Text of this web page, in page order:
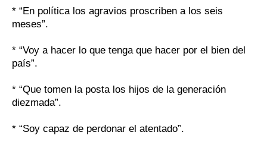
* “En política los agravios proscriben a los seis
meses”.
* “Voy a hacer lo que tenga que hacer por el bien del
país”.
* “Que tomen la posta los hijos de la generación
diezmada”.
* “Soy capaz de perdonar el atentado”.